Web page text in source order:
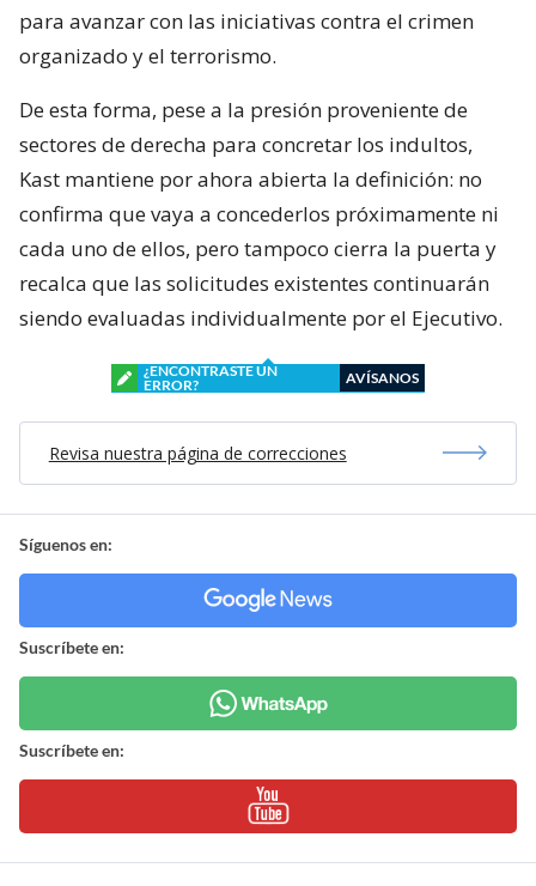
para avanzar con las iniciativas contra el crimen
organizado y el terrorismo.
De esta forma, pese a la presión proveniente de
sectores de derecha para concretar los indultos,
Kast mantiene por ahora abierta la definición: no
confirma que vaya a concederlos próximamente ni
cada uno de ellos, pero tampoco cierra la puerta y
recalca que las solicitudes existentes continuarán
siendo evaluadas individualmente por el Ejecutivo.
¿ENCONTRASTE UN
ERROR?
AVÍSANOS
Revisa nuestra página de correcciones
Síguenos en:
Suscríbete en:
Suscríbete en: